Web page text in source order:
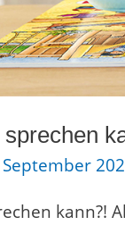
September
kann?!